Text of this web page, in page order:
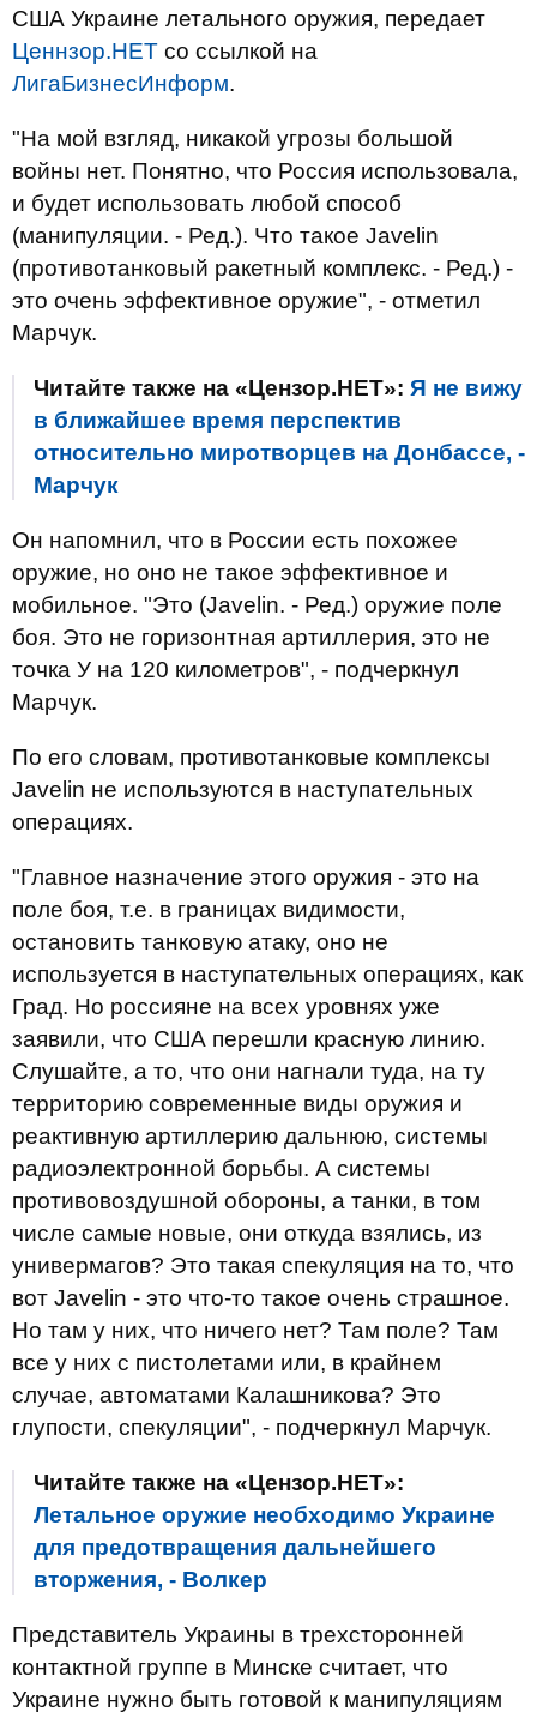
США Украине летального оружия, передает
Ценнзор.НЕТ со ссылкой на
ЛигаБизнесИнформ.
"На мой взгляд, никакой угрозы большой
войны нет. Понятно, что Россия использовала,
и будет использовать любой способ
(манипуляции. - Ред.). Что такое Javelin
(противотанковый ракетный комплекс. - Ред.) -
это очень эффективное оружие", - отметил
Марчук.
Читайте также на «Цензор.НЕТ»: Я не вижу
в ближайшее время перспектив
относительно миротворцев на Донбассе, -
Марчук
Он напомнил, что в России есть похожее
оружие, но оно не такое эффективное и
мобильное. "Это (Javelin. - Ред.) оружие поле
боя. Это не горизонтная артиллерия, это не
точка У на 120 километров", - подчеркнул
Марчук.
По его словам, противотанковые комплексы
Javelin не используются в наступательных
операциях.
"Главное назначение этого оружия - это на
поле боя, т.е. в границах видимости,
остановить танковую атаку, оно не
используется в наступательных операциях, как
Град. Но россияне на всех уровнях уже
заявили, что США перешли красную линию.
Слушайте, а то, что они нагнали туда, на ту
территорию современные виды оружия и
реактивную артиллерию дальнюю, системы
радиоэлектронной борьбы. А системы
противовоздушной обороны, а танки, в том
числе самые новые, они откуда взялись, из
универмагов? Это такая спекуляция на то, что
вот Javelin - это что-то такое очень страшное.
Но там у них, что ничего нет? Там поле? Там
все у них с пистолетами или, в крайнем
случае, автоматами Калашникова? Это
глупости, спекуляции", - подчеркнул Марчук.
Читайте также на «Цензор.НЕТ»:
Летальное оружие необходимо Украине
для предотвращения дальнейшего
вторжения, - Волкер
Представитель Украины в трехсторонней
контактной группе в Минске считает, что
Украине нужно быть готовой к манипуляциям